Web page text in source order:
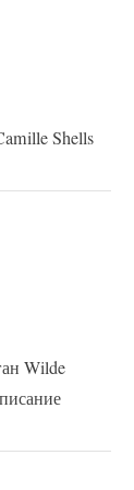
Shells
Wilde